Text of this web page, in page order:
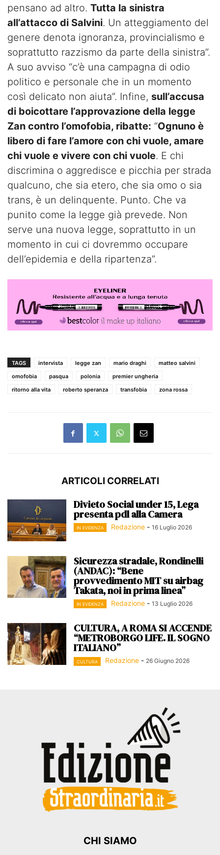
pensano ad altro. Tutta la sinistra
all’attacco di Salvini. Un atteggiamento del
genere denota ignoranza, provincialismo e
soprattutto razzismo da parte della sinistra”.
A suo avviso “c’è una campagna di odio
politico e personale che in un momento
così delicato non aiuta”. Infine, sull’accusa
di boicottare l’approvazione della legge
Zan contro l’omofobia, ribatte: “Ognuno è
libero di fare l’amore con chi vuole, amare
chi vuole e vivere con chi vuole. E chi
discrimina o aggredisce e picchia per strada
qualcuno, che sia etero, che sia omo o sia
trans, è un delinquente. Punto. Che va
punito come la legge già prevede. Non
serve una nuova legge, soprattutto in un
momento in cui ci dovremmo occupare
dell’epidemia e della ripartenza”.
TAGS intervista legge zan mario draghi
matteo salvini
omofobia
pasqua polonia
premier ungheria
ritorno alla vita
roberto speranza transfobia zona rossa
ARTICOLI CORRELATI
Divieto Social under 15, Lega
presenta pdl alla Camera
IN EVIDENZA Redazione - 16 Luglio 2026
Sicurezza stradale, Rondinelli
(ANDAC): “Bene
provvedimento MIT su airbag
Takata, noi in prima linea”
IN EVIDENZA Redazione - 13 Luglio 2026
CULTURA, A ROMA SI ACCENDE
“METROBORGO LIFE. IL SOGNO
ITALIANO”
CULTURA Redazione - 26 Giugno 2026
CHI SIAMO